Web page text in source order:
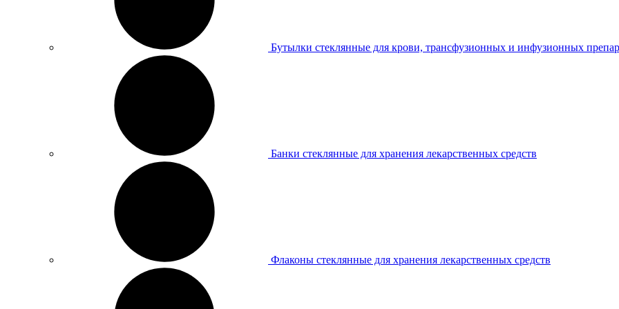
Бутылки стеклянные для крови, трансфузионных и инфузионных
Банки стеклянные для хранения лекарственных средств
Флаконы стеклянные для хранения лекарственных средств